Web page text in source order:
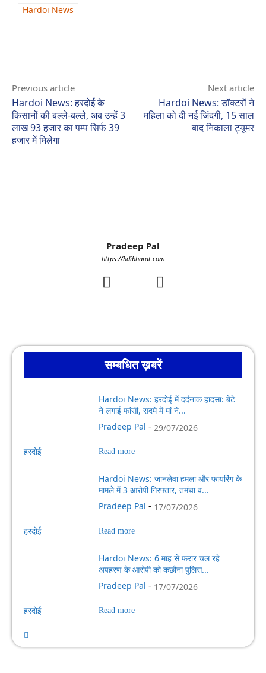
Hardoi News
Previous article
Hardoi News: हरदोई के
किसानों की बल्ले-बल्ले, अब उन्हें 3
लाख 93 हजार का पम्प सिर्फ 39
हजार में मिलेगा
Next article
Hardoi News: डॉक्टरों ने
महिला को दी नई जिंदगी, 15 साल
बाद निकाला ट्यूमर
Pradeep Pal
https://hdibharat.com
सम्बधित ख़बरें
हरदोई
Hardoi News: हरदोई में दर्दनाक हादसा: बेटे
ने लगाई फांसी, सदमे में मां ने...
Pradeep Pal - 29/07/2026
Read more
हरदोई
Hardoi News: जानलेवा हमला और फायरिंग के
मामले में 3 आरोपी गिरफ्तार, तमंचा व...
Pradeep Pal - 17/07/2026
Read more
हरदोई
Hardoi News: 6 माह से फरार चल रहे
अपहरण के आरोपी को कछौना पुलिस...
Pradeep Pal - 17/07/2026
Read more